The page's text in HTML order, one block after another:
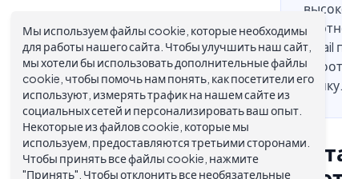
email
и
папку.
Что
Мы используем файлы cookie, которые необходимы
для работы нашего сайта. Чтобы улучшить наш сайт,
мы хотели бы использовать дополнительные файлы
cookie, чтобы помочь нам понять, как посетители его
используют, измерять трафик на нашем сайте из
социальных сетей и персонализировать ваш опыт.
Некоторые из файлов cookie, которые мы
используем, предоставляются третьими сторонами.
Чтобы принять все файлы cookie, нажмите
"Принять". Чтобы отклонить все необязательные